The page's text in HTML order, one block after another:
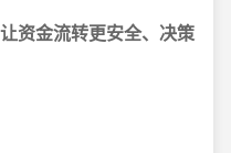
资金流转更安全、决策